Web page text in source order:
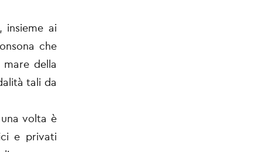
insieme ai
che
della
tali da
una volta è
e privati